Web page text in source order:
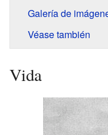
Galería de
Véase también
Vida